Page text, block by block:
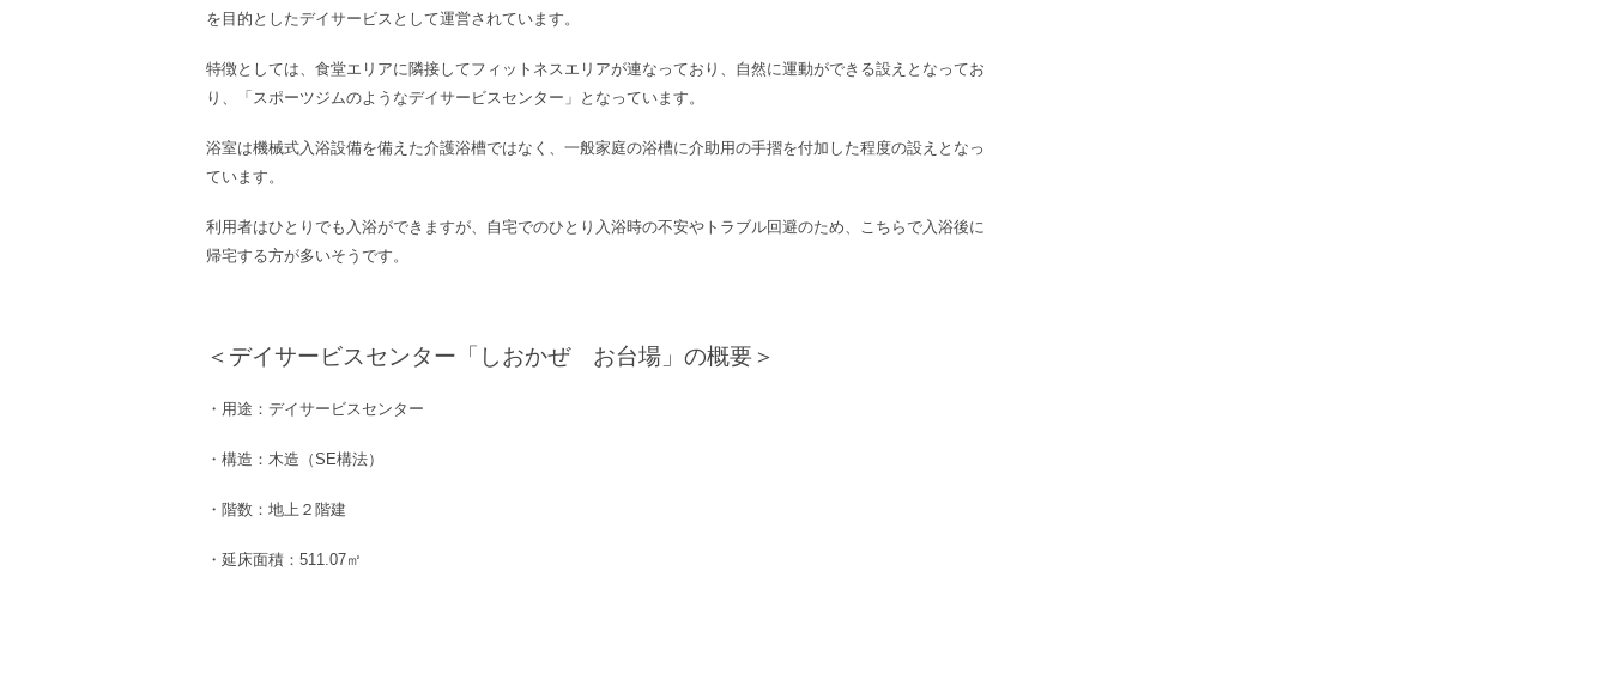
を目的としたデイサービスとして運営されています。
特徴としては、食堂エリアに隣接してフィットネスエリアが連なっており、自然に運動ができる設えとなってお
り、「スポーツジムのようなデイサービスセンター」となっています。
浴室は機械式入浴設備を備えた介護浴槽ではなく、一般家庭の浴槽に介助用の手摺を付加した程度の設えとなっ
ています。
利用者はひとりでも入浴ができますが、自宅でのひとり入浴時の不安やトラブル回避のため、こちらで入浴後に
帰宅する方が多いそうです。
＜デイサービスセンター「​​しおかぜ お台場」の概要＞
・用途：デイサービスセンター
・構造：木造（SE構法）
・階数：地上２階建
・延床面積：511.07㎡